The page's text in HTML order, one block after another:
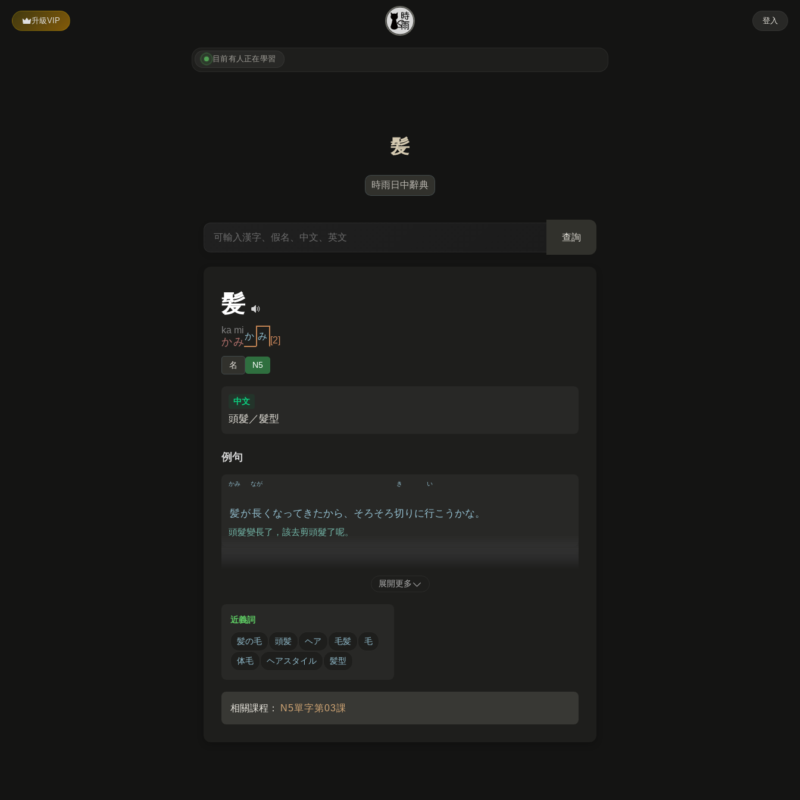
升級VIP 登入
目前有人正在學習
髪
時雨日中辭典
查詢
髪
ka mi
かみか み [2]
名 N5
中文
頭髮／髮型
例句
髪
かみ
が長
なが
くなってきたから、そろそろ切
き
りに行
い
こうかな。
頭髮變長了，該去剪頭髮了呢。
展開更多
近義詞
髪の毛 頭髪 ヘア 毛髪 毛
体毛 ヘアスタイル 髪型
相關課程： N5單字第03課